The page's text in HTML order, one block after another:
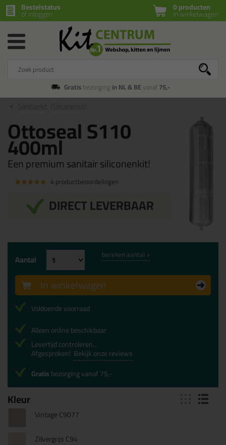
0 producten
in winkelwagen
Bestelstatus
of inloggen
Gratisbezorging in NL & BEvanaf75,-
Ottoseal S110
400ml
Een premium sanitair siliconenkit!
4 productbeoordelingen
DIRECT LEVERBAAR
Kleur
Vintage C9077
Zilvergrijs C94
Aantal bereken aantal >
In winkelwagen
Voldoende voorraad
Alleen online beschikbaar
Levertijd controleren...
Afgesproken! Bekijk onze reviews
Gratisbezorging vanaf 75,-